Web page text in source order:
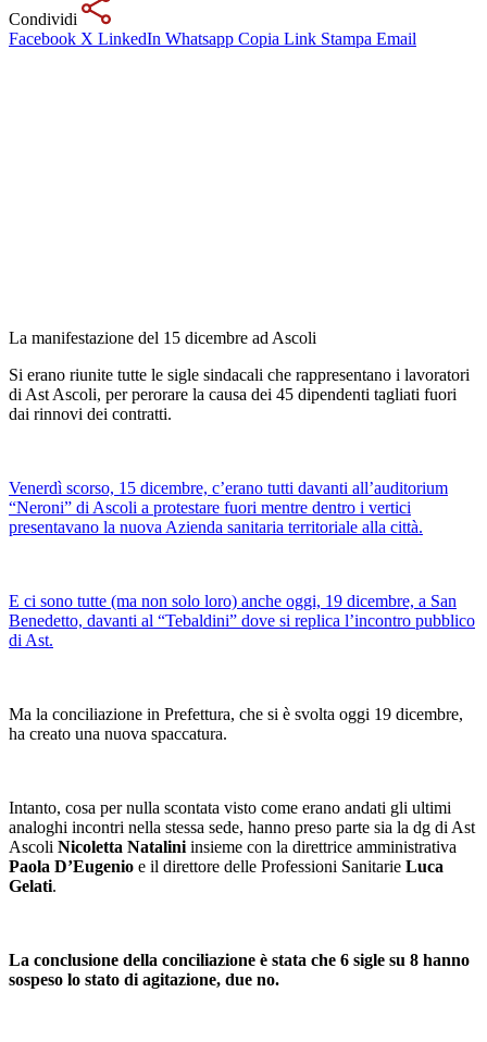
Condividi
Facebook X LinkedIn Whatsapp Copia Link Stampa Email
La manifestazione del 15 dicembre ad Ascoli
Si erano riunite tutte le sigle sindacali che rappresentano i lavoratori
di Ast Ascoli, per perorare la causa dei 45 dipendenti tagliati fuori
dai rinnovi dei contratti.
Venerdì scorso, 15 dicembre, c’erano tutti davanti all’auditorium
“Neroni” di Ascoli a protestare fuori mentre dentro i vertici
presentavano la nuova Azienda sanitaria territoriale alla città.
E ci sono tutte (ma non solo loro) anche oggi, 19 dicembre, a San
Benedetto, davanti al “Tebaldini” dove si replica l’incontro pubblico
di Ast.
Ma la conciliazione in Prefettura, che si è svolta oggi 19 dicembre,
ha creato una nuova spaccatura.
Intanto, cosa per nulla scontata visto come erano andati gli ultimi
analoghi incontri nella stessa sede, hanno preso parte sia la dg di Ast
Ascoli Nicoletta Natalini insieme con la direttrice amministrativa
Paola D’Eugenio e il direttore delle Professioni Sanitarie Luca
Gelati.
La conclusione della conciliazione è stata che 6 sigle su 8 hanno
sospeso lo stato di agitazione, due no.